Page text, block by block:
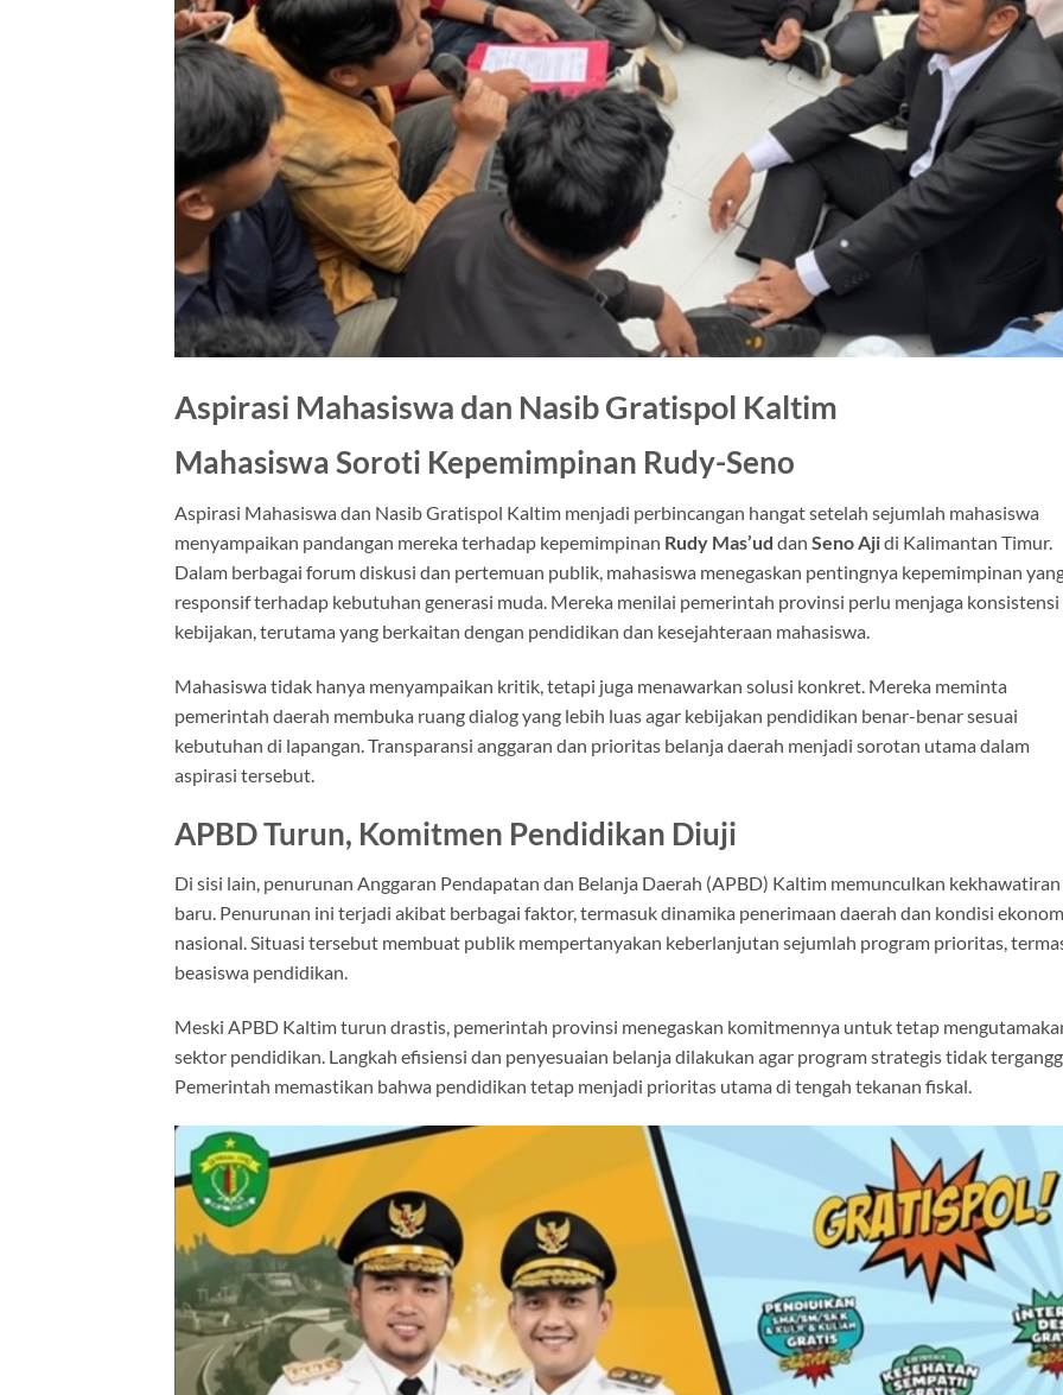
Aspirasi Mahasiswa dan Nasib Gratispol Kaltim
Mahasiswa Soroti Kepemimpinan Rudy-Seno
Aspirasi Mahasiswa dan Nasib Gratispol Kaltim menjadi perbincangan hangat setelah sejumlah mahasiswa
menyampaikan pandangan mereka terhadap kepemimpinan Rudy Mas’ud dan Seno Ajidi Kalimantan Timur.
Dalam berbagai forum diskusi dan pertemuan publik, mahasiswa menegaskan pentingnya kepemimpinan
responsif terhadap kebutuhan generasi muda. Mereka menilai pemerintah provinsi perlu menjaga konsistensi
kebijakan, terutama yang berkaitan dengan pendidikan dan kesejahteraan mahasiswa.
Mahasiswa tidak hanya menyampaikan kritik, tetapi juga menawarkan solusi konkret. Mereka meminta
pemerintah daerah membuka ruang dialog yang lebih luas agar kebijakan pendidikan benar-benar sesuai
kebutuhan di lapangan. Transparansi anggaran dan prioritas belanja daerah menjadi sorotan utama dalam
aspirasi tersebut.
APBD Turun, Komitmen Pendidikan Diuji
Di sisi lain, penurunan Anggaran Pendapatan dan Belanja Daerah (APBD) Kaltim memunculkan kekhawatiran
baru. Penurunan ini terjadi akibat berbagai faktor, termasuk dinamika penerimaan daerah dan kondisi
nasional. Situasi tersebut membuat publik mempertanyakan keberlanjutan sejumlah program prioritas,
beasiswa pendidikan.
Meski APBD Kaltim turun drastis, pemerintah provinsi menegaskan komitmennya untuk tetap
sektor pendidikan. Langkah efisiensi dan penyesuaian belanja dilakukan agar program strategis tidak
Pemerintah memastikan bahwa pendidikan tetap menjadi prioritas utama di tengah tekanan fiskal.